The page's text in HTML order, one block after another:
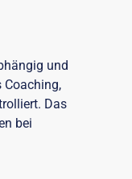
und
Coaching,
Das
bei